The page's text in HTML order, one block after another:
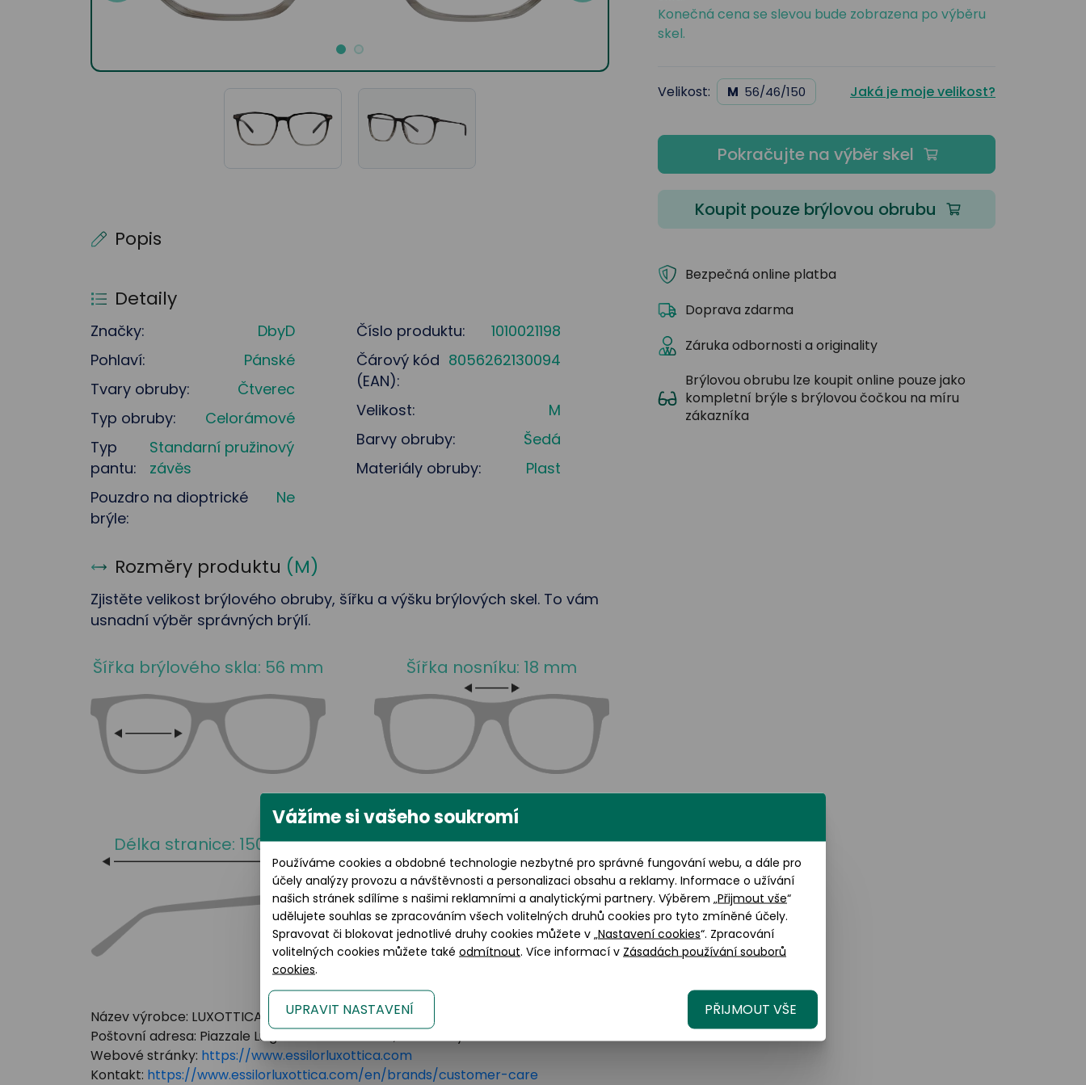
Popis
Detaily
Značky:
DbyD
Pohlaví:
Pánské
Tvary obruby:
Čtverec
Typ obruby:
Celorámové
Typ
pantu:
Standarní pružinový
závěs
Pouzdro na dioptrické
brýle:
Ne
Číslo produktu:
1010021198
Čárový kód
(EAN):
8056262130094
Velikost:
M
Barvy obruby:
Šedá
Materiály obruby:
Plast
Rozměry produktu (M)
Zjistěte velikost brýlového obruby, šířku a výšku brýlových skel. To vám
usnadní výběr správných brýlí.
Šířka brýlového skla: 56 mm Šířka nosníku: 18 mm
Délka stranice: 150 mm
Výška brýlového skla: 46
mm
Název výrobce: LUXOTTICA GROUP
Poštovní adresa: Piazzale Luigi Cadorna 3 Milano, 20123 Italy
Webové stránky: https://www.essilorluxottica.com
Kontakt: https://www.essilorluxottica.com/en/brands/customer-care
Konečná cena se slevou bude zobrazena po výběru
skel.
Velikost: M 56/46/150 Jaká je moje velikost?
Pokračujte na výběr skel
Koupit pouze brýlovou obrubu
Bezpečná online platba
Doprava zdarma
Záruka odbornosti a originality
Brýlovou obrubu lze koupit online pouze jako
kompletní brýle s brýlovou čočkou na míru
zákazníka
Vážíme si vašeho soukromí
Používáme cookies a obdobné technologie nezbytné pro správné fungování webu, a dále pro
účely analýzy provozu a návštěvnosti a personalizaci obsahu a reklamy. Informace o užívání
našich stránek sdílíme s našimi reklamními a analytickými partnery. Výběrem „Přijmout vše“
udělujete souhlas se zpracováním všech volitelných druhů cookies pro tyto zmíněné účely.
Spravovat či blokovat jednotlivé druhy cookies můžete v „Nastavení cookies“. Zpracování
volitelných cookies můžete také odmítnout. Více informací v Zásadách používání souborů
cookies.
UPRAVIT NASTAVENÍ PŘIJMOUT VŠE